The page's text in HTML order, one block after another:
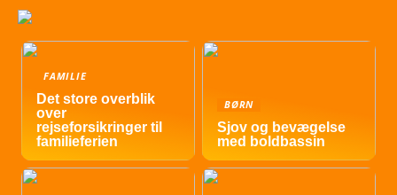
FAMILIE
Det store overblik
over
rejseforsikringer til
familieferien
BØRN
Sjov og bevægelse
med boldbassin